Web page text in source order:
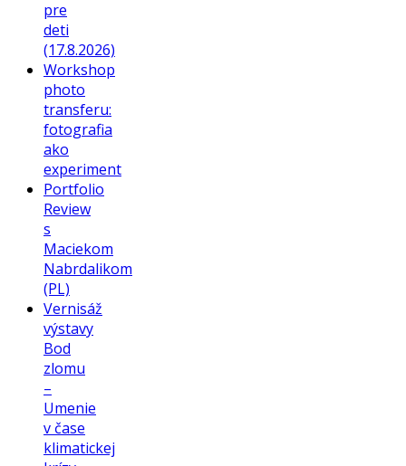
pre
deti
(17.8.2026)
Workshop
photo
transferu:
fotografia
ako
experiment
Portfolio
Review
s
Maciekom
Nabrdalikom
(PL)
Vernisáž
výstavy
Bod
zlomu
–
Umenie
v čase
klimatickej